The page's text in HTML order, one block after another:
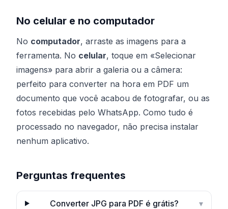
No celular e no computador
No computador, arraste as imagens para a
ferramenta. No celular, toque em «Selecionar
imagens» para abrir a galeria ou a câmera:
perfeito para converter na hora em PDF um
documento que você acabou de fotografar, ou as
fotos recebidas pelo WhatsApp. Como tudo é
processado no navegador, não precisa instalar
nenhum aplicativo.
Perguntas frequentes
Converter JPG para PDF é grátis? ▾